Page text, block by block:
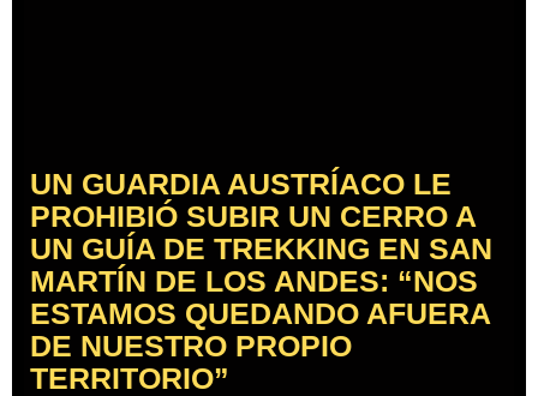
UN GUARDIA AUSTRÍACO LE
PROHIBIÓ SUBIR UN CERRO A
UN GUÍA DE TREKKING EN SAN
MARTÍN DE LOS ANDES: “NOS
ESTAMOS QUEDANDO AFUERA
DE NUESTRO PROPIO
TERRITORIO”